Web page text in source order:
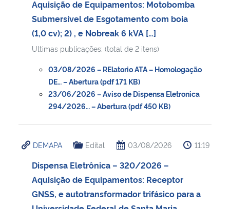
Aquisição de Equipamentos: Motobomba
Submersível de Esgotamento com boia
(1,0 cv); 2) , e Nobreak 6 kVA […]
Ultimas publicações: (total de 2 itens)
03/08/2026 – RElatorio ATA – Homologação
DE… – Abertura (pdf 171 KB)
23/06/2026 – Aviso de Dispensa Eletronica
294/2026… – Abertura (pdf 450 KB)
DEMAPA Edital 03/08/2026 11:19
Dispensa Eletrônica – 320/2026 –
Aquisição de Equipamentos: Receptor
GNSS, e autotransformador trifásico para a